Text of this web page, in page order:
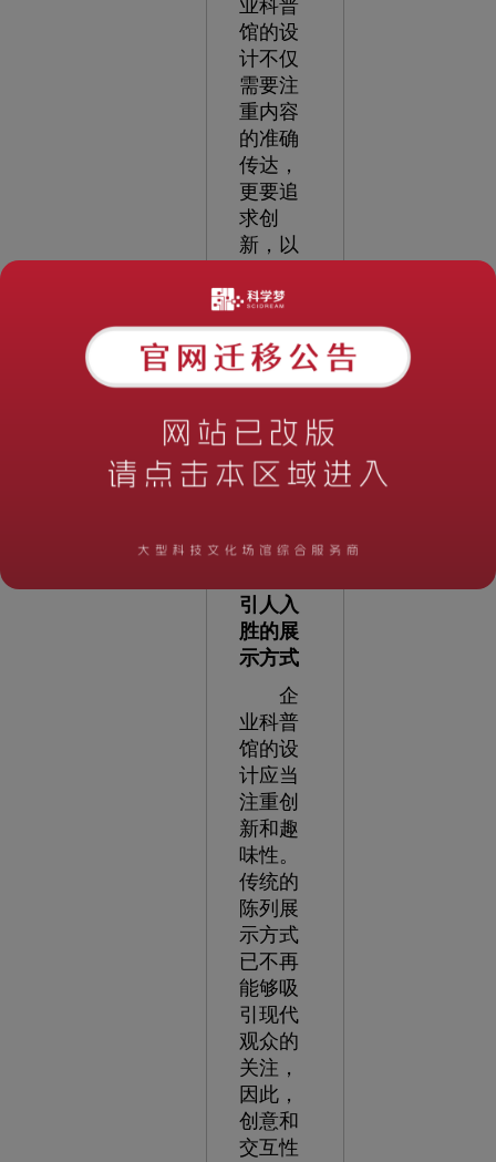
业科普
馆的设
计不仅
需要注
重内容
的准确
传达，
更要追
求创
新，以
众的兴
趣和好
奇心，
实现教
示的双
重目
标。
引人入
胜的展
示方式
企
业科普
馆的设
计应当
注重创
新和趣
味性。
传统的
陈列展
示方式
已不再
能够吸
引现代
观众的
关注，
因此，
创意和
交互性